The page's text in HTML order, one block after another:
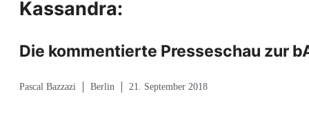
Kassandra:
Die kommentierte Presseschau zur
Pascal Bazzazi Berlin 21. September 2018